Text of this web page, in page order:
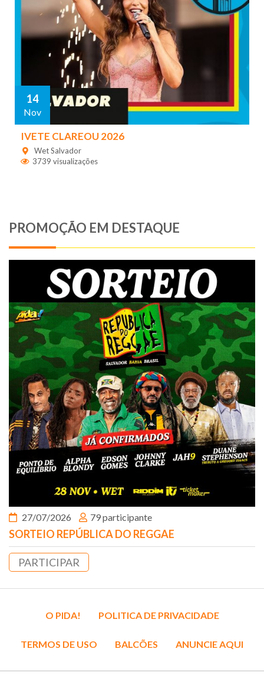
14
Nov
IVETE CLAREOU 2026
Wet Salvador
3739 visualizações
PROMOÇÃO EM DESTAQUE
27/07/2026 79 participante
SORTEIO REPÚBLICA DO REGGAE
PARTICIPAR
O PIDA! POLITICA DE PRIVACIDADE
TERMOS DE USO BALCÕES ANUNCIE AQUI